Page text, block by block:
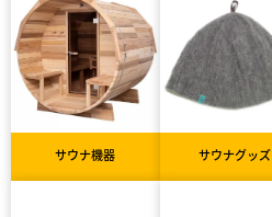
サウナ機器 サウナグッズ